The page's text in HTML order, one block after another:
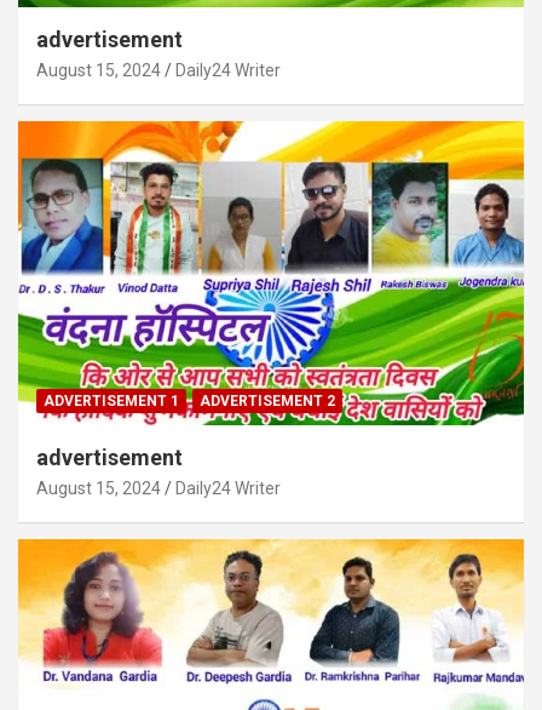
advertisement
August 15, 2024 Daily24 Writer
ADVERTISEMENT 1 ADVERTISEMENT 2
advertisement
August 15, 2024 Daily24 Writer